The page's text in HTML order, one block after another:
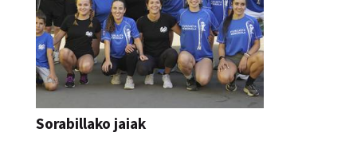
Sorabillako jaiak